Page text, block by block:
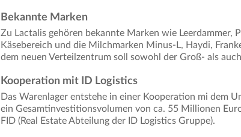
Bekannte Marken
Zu Lactalis gehören bekannte Marken wie Leerdammer,
Käsebereich und die Milchmarken Minus-L, Haydi,
dem neuen Verteilzentrum soll sowohl der Groß- als
Kooperation mit ID Logistics
Das Warenlager entstehe in einer Kooperation mi dem
ein Gesamtinvestitionsvolumen von ca. 55 Millionen
FID (Real Estate Abteilung der ID Logistics Gruppe).